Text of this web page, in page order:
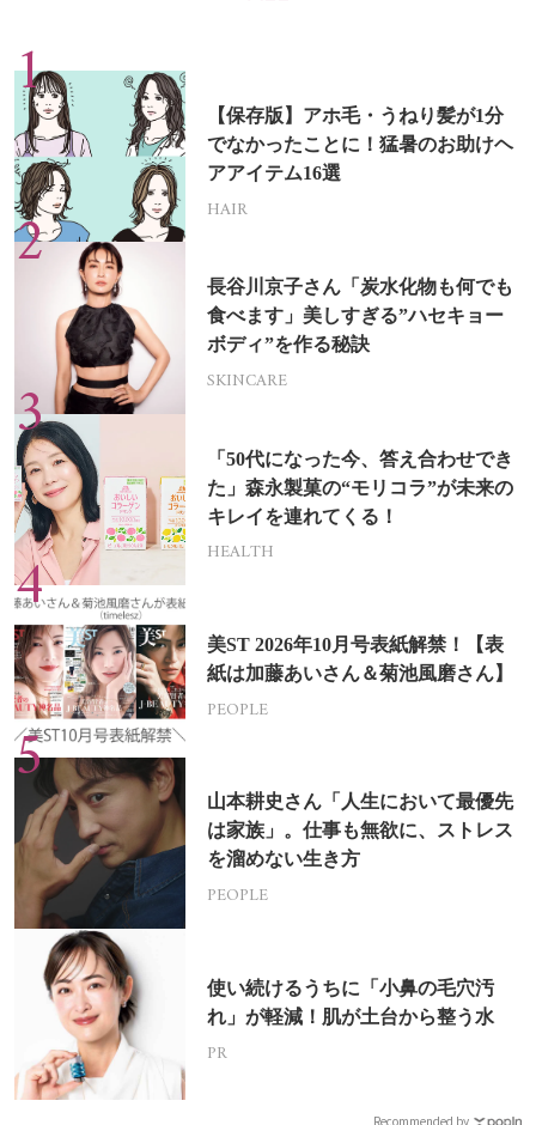
【保存版】アホ毛・うねり髪が1分
でなかったことに！猛暑のお助けヘ
アアイテム16選
HAIR
長谷川京子さん「炭水化物も何でも
食べます」美しすぎる”ハセキョー
ボディ”を作る秘訣
SKINCARE
「50代になった今、答え合わせでき
た」森永製菓の“モリコラ”が未来の
キレイを連れてくる！
HEALTH
美ST 2026年10月号表紙解禁！【表
紙は加藤あいさん＆菊池風磨さん】
PEOPLE
山本耕史さん「人生において最優先
は家族」。仕事も無欲に、ストレス
を溜めない生き方
PEOPLE
使い続けるうちに「小鼻の毛穴汚
れ」が軽減！肌が土台から整う水
PR
Recommended by